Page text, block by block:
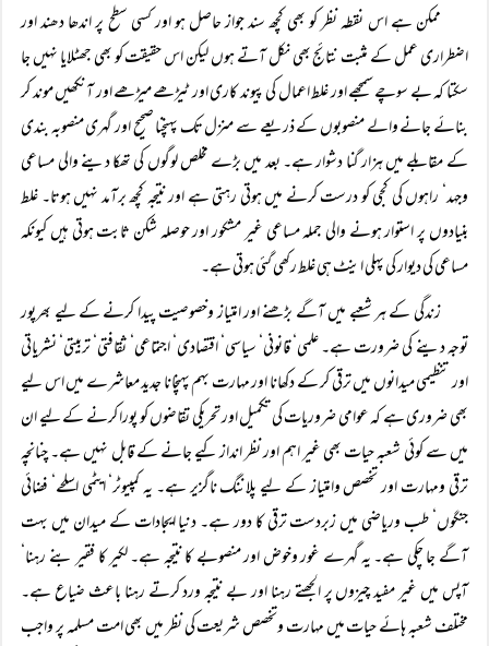
ممکن ہے اس نقطہ نظر کو بھی کچھ سند جواز حاصل ہو اور کسی سطح پر اندھا دھند اور
اضطراری عمل کے مثبت نتائج بھی نکل آتے ہوں لیکن اس حقیقت کو بھی جھٹلایا نہیں جا
سکتا کہ بے سوچے سمجھے اور غلط اعمال کی پیوند کاری اور ٹیڑھے میڑھے اور آنکھیں موند کر
بنائے جانے والے منصوبوں کے ذریعے سے منزل تک پہنچنا صحیح اور گہری منصوبہ بندی
کے مقابلے میں ہزار گنا دشوار ہے۔ بعد میں بڑے مخلص لوگوں کی تھکا دینے والی مساعی
وجہد‘ راہوں کی کجی کو درست کرنے میں ہوتی رہتی ہے اور نتیجہ کچھ برآمد نہیں ہوتا۔ غلط
بنیادوں پر استوار ہونے والی جملہ مساعی غیر مشکور اور حوصلہ شکن ثابت ہوتی ہیں کیونکہ
مساعی کی دیوار کی پہلی اینٹ ہی غلط رکھی گئی ہوتی ہے۔
زندگی کے ہر شعبے میں آگے بڑھنے اور امتیاز وخصوصیت پیدا کرنے کے لیے بھرپور
توجہ دینے کی ضرورت ہے۔ علمی‘ قانونی‘ سیاسی‘ اقتصادی‘ اجتماعی‘ ثقافتی‘ تربیتی‘ نشریاتی
اور تنظیمی میدانوں میں ترقی کر کے دکھانا اور مہارت بہم پہنچانا جدید معاشرے میں اس لیے
بھی ضروری ہے کہ عوامی ضروریات کی تکمیل اور تحریکی تقاضوں کو پورا کرنے کے لیے ان
میں سے کوئی شعبہ حیات بھی غیر اہم اور نظر انداز کیے جانے کے قابل نہیں ہے۔ چنانچہ
ترقی ومہارت اور تخصص وامتیاز کے لیے پلاننگ ناگزیر ہے۔ یہ کمپیوٹر‘ ایٹمی اسلحے‘ فضائی
جنگوں‘ طب وریاضی میں زبردست ترقی کا دور ہے۔ دنیا ایجادات کے میدان میں بہت
آگے جا چکی ہے۔ یہ گہرے غور وخوض اور منصوبے کا نتیجہ ہے۔ لکیر کا فقیر بنے رہنا‘
آپس میں غیر مفید چیزوں پر الجھتے رہنا اور بے نتیجہ ورد کرتے رہنا باعث ضیاع ہے۔
مختلف شعبہ ہائے حیات میں مہارت وتخصص شریعت کی نظر میں بھی امت مسلمہ پر واجب